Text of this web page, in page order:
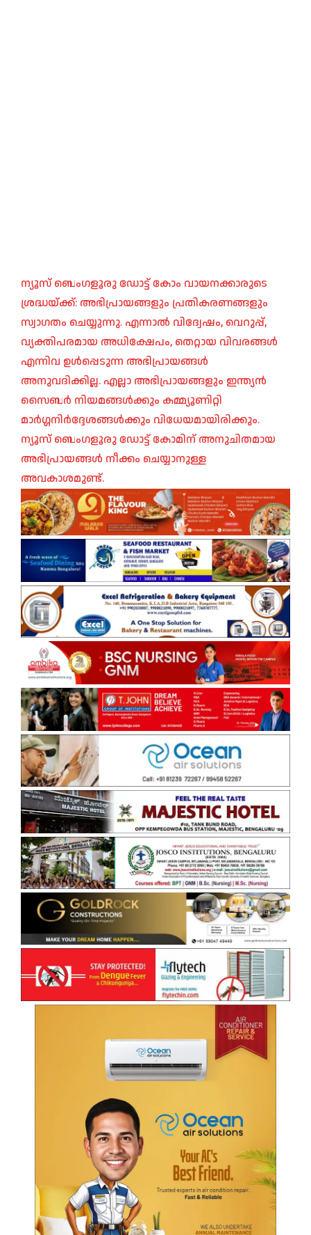
ന്യൂസ് ബെംഗളൂരു ഡോട്ട് കോം വായനക്കാരുടെ
ശ്രദ്ധയ്ക്ക്: അഭിപ്രായങ്ങളും പ്രതികരണങ്ങളും
സ്വാഗതം ചെയ്യുന്നു. എന്നാൽ വിദ്വേഷം, വെറുപ്പ്,
വ്യക്തിപരമായ അധിക്ഷേപം, തെറ്റായ വിവരങ്ങൾ
എന്നിവ ഉൾപ്പെടുന്ന അഭിപ്രായങ്ങൾ
അനുവദിക്കില്ല. എല്ലാ അഭിപ്രായങ്ങളും ഇന്ത്യൻ
സൈബർ നിയമങ്ങൾക്കും കമ്മ്യൂണിറ്റി
മാർഗ്ഗനിർദ്ദേശങ്ങൾക്കും വിധേയമായിരിക്കും.
ന്യൂസ് ബെംഗളൂരു ഡോട്ട് കോമിന് അനുചിതമായ
അഭിപ്രായങ്ങൾ നീക്കം ചെയ്യാനുള്ള
അവകാശമുണ്ട്.